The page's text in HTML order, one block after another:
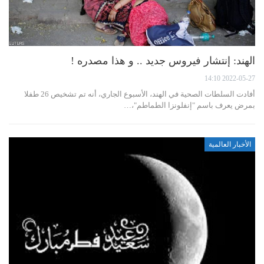
الهند: إنتشار فيروس جديد .. و هذا مصدره !
2022-05-27 14:10
أفادت السلطات الصحية في الهند، الأسبوع الجاري، أنه تم تشخيص 26 طفلا
بمرض يعرف باسم ‏"إنفلونزا الطماطم"،…
الأخبار العالمية